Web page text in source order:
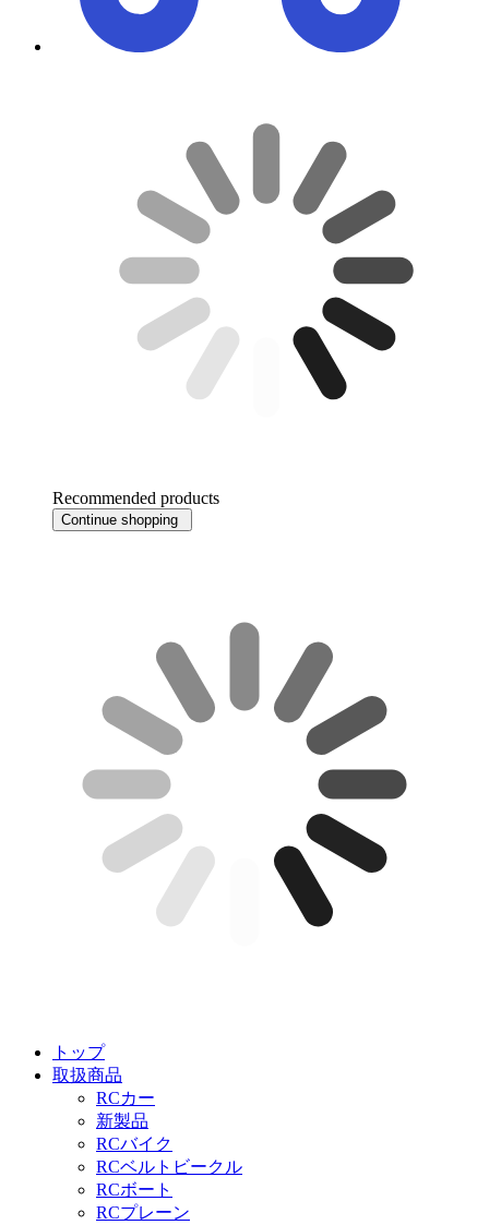
Recommended products
Continue shopping
トップ
取扱商品
RCカー
新製品
RCバイク
RCベルトビークル
RCボート
RCプレーン